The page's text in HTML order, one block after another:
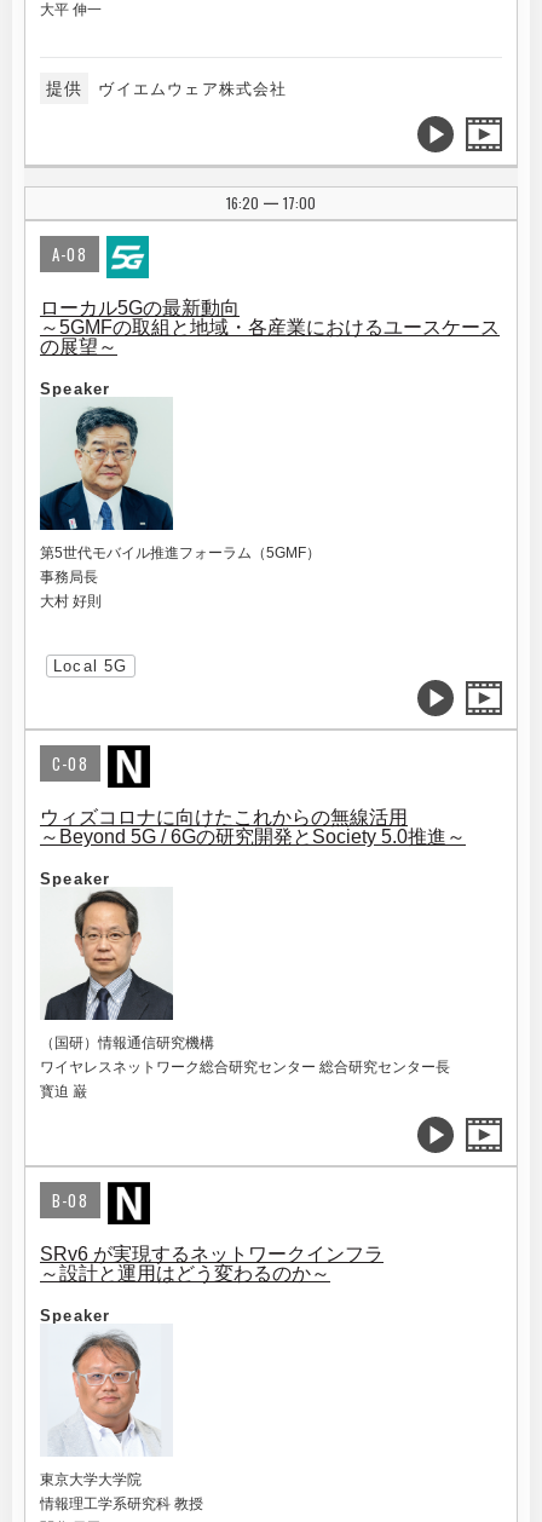
大平 伸一
提供 ヴイエムウェア株式会社
16:20 | 17:00
A-08
ローカル5Gの最新動向
～5GMFの取組と地域・各産業におけるユースケース
の展望～
Speaker
第5世代モバイル推進フォーラム（5GMF）
事務局長
大村 好則
Local 5G
C-08
ウィズコロナに向けたこれからの無線活用
～Beyond 5G / 6Gの研究開発とSociety 5.0推進～
Speaker
（国研）情報通信研究機構
ワイヤレスネットワーク総合研究センター 総合研究センター長
寳迫 巌
B-08
SRv6 が実現するネットワークインフラ
～設計と運用はどう変わるのか～
Speaker
東京大学大学院
情報理工学系研究科 教授